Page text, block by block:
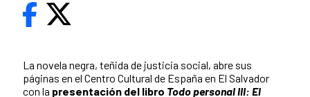
La novela negra, teñida de justicia social, abre sus
páginas en el Centro Cultural de España en El Salvador
con la presentación del libro Todo personal III: El